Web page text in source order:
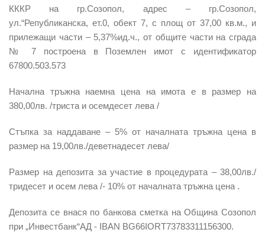
КККР на гр.Созопол, адрес – гр.Созопол,
ул.“Републиканска, ет.0, обект 7, с площ от 37,00 кв.м., и
прилежащи части – 5,37%ид.ч., от общите части на сграда
№ 7 построена в Поземлен имот с идентификатор
67800.503.573
Начална тръжна наемна цена на имота е в размер на
380,00лв. /триста и осемдесет лева /
Стъпка за наддаване – 5% от началната тръжна цена в
размер на 19,00лв./деветнадесет лева/
Размер на депозита за участие в процедурата – 38,00лв./
тридесет и осем лева /- 10% от началната тръжна цена .
Депозита се внася по банкова сметка на Община Созопол
при „Инвестбанк“АД - IBAN BG66IORT73783311156300.